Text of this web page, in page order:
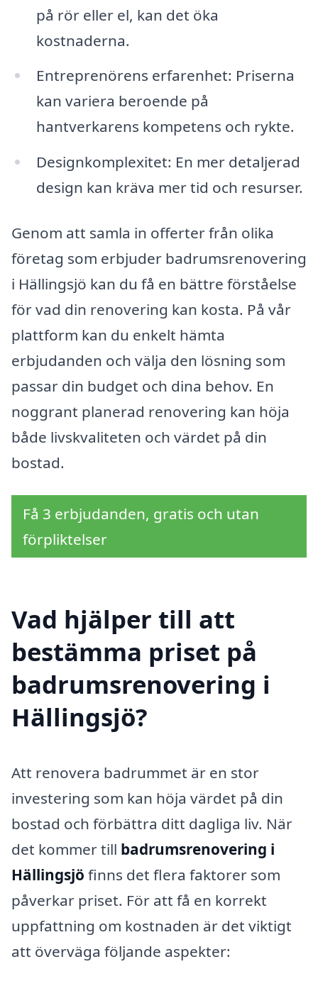
på rör eller el, kan det öka
kostnaderna.
Entreprenörens erfarenhet: Priserna
kan variera beroende på
hantverkarens kompetens och rykte.
Designkomplexitet: En mer detaljerad
design kan kräva mer tid och resurser.
Genom att samla in offerter från olika
företag som erbjuder badrumsrenovering
i Hällingsjö kan du få en bättre förståelse
för vad din renovering kan kosta. På vår
plattform kan du enkelt hämta
erbjudanden och välja den lösning som
passar din budget och dina behov. En
noggrant planerad renovering kan höja
både livskvaliteten och värdet på din
bostad.
Få 3 erbjudanden, gratis och utan
förpliktelser
Vad hjälper till att
bestämma priset på
badrumsrenovering i
Hällingsjö?
Att renovera badrummet är en stor
investering som kan höja värdet på din
bostad och förbättra ditt dagliga liv. När
det kommer till badrumsrenovering i
Hällingsjö finns det flera faktorer som
påverkar priset. För att få en korrekt
uppfattning om kostnaden är det viktigt
att överväga följande aspekter: